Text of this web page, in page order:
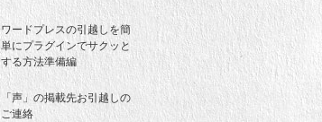
ワードプレスの引越しを簡
単にプラグインでサクッと
する方法準備編
「声」の掲載先お引越しの
ご連絡